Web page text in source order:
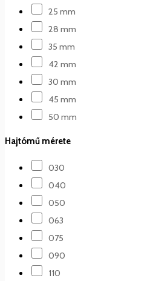
25 mm
28 mm
35 mm
42 mm
30 mm
45 mm
50 mm
Hajtómű mérete
030
040
050
063
075
090
110